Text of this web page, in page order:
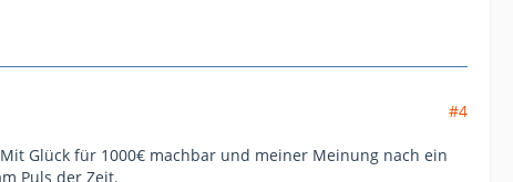
#4
Glück für 1000€ machbar und meiner Meinung nach ein
Puls der Zeit.